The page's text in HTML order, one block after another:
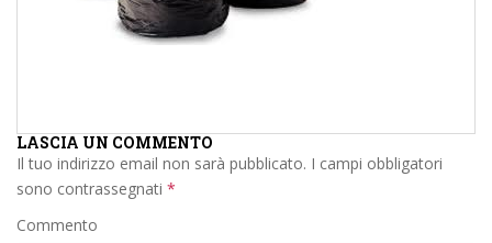
LASCIA UN COMMENTO
Il tuo indirizzo email non sarà pubblicato. I campi obbligatori
sono contrassegnati *
Commento